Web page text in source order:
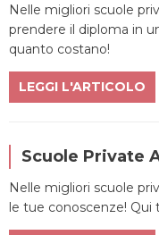
Nelle migliori scuole
prendere il diploma in
quanto costano!
LEGGI L'ARTICOLO
Scuole Private
Nelle migliori scuole
le tue conoscenze! Qui